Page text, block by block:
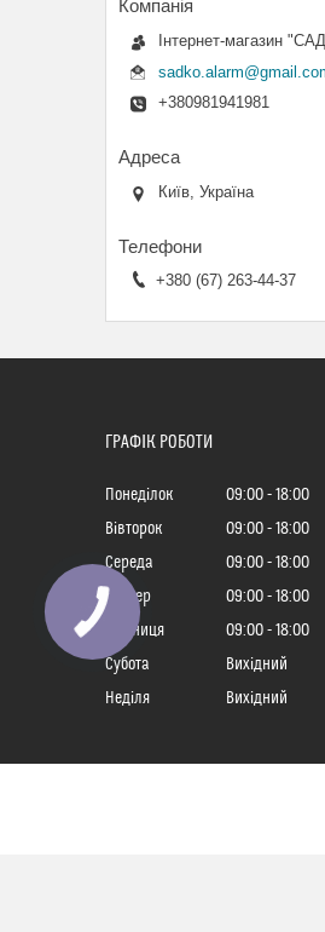
Інтернет-магазин
+380981941981
Київ, Україна
+380 (67) 263-44-37
ГРАФІК РОБОТИ
Понеділок 09:00
18:00
Вівторок
09:00
18:00
Середа
09:00
18:00
Четвер
09:00
18:00
Пʼятниця
09:00
18:00
Субота
Вихідний
Неділя
Вихідний